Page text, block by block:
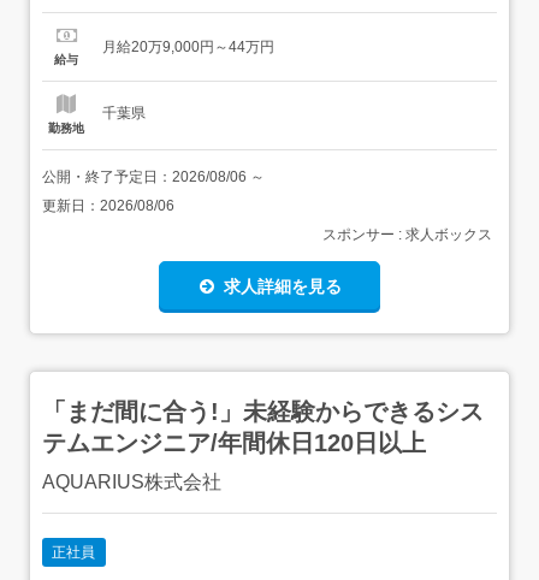
かすだけ 決まったフォーマットに数字を入力→いわば“パ
まずはメールの送り方やあいさつといった基本的なビジネ
給与
月給20万9,000円～44万円
勤務地
千葉県
公開・終了予定日： 2026/08/06 ～
更新日： 2026/08/06
スポンサー : 求人ボックス
求人詳細を見る
「まだ間に合う!」未経験からできるシス
テムエンジニア/年間休日120日以上
AQUARIUS株式会社
正社員